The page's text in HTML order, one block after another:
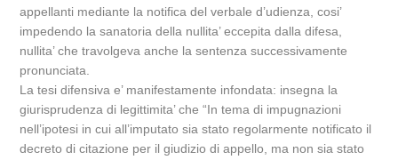
appellanti mediante la notifica del verbale d’udienza, cosi’
impedendo la sanatoria della nullita’ eccepita dalla difesa,
nullita’ che travolgeva anche la sentenza successivamente
pronunciata.
La tesi difensiva e’ manifestamente infondata: insegna la
giurisprudenza di legittimita’ che “In tema di impugnazioni
nell’ipotesi in cui all’imputato sia stato regolarmente notificato il
decreto di citazione per il giudizio di appello, ma non sia stato